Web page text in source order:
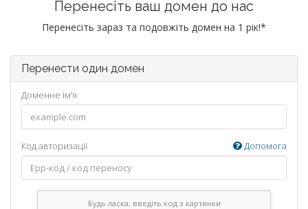
Перенесіть ваш домен до нас
Перенесіть зараз та подовжіть домен на 1 рік!*
Перенести один домен
Доменне ім'я
Код авторизації Допомога
Будь ласка, введіть код з картинки